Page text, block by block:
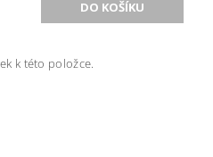
k této položce.